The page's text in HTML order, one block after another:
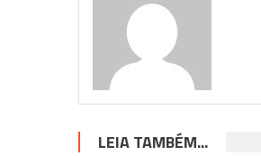
LEIA TAMBÉM...